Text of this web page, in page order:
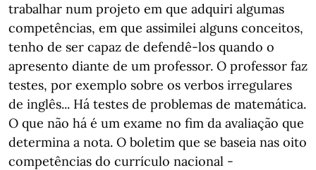
trabalhar num projeto em que adquiri algumas
competências, em que assimilei alguns conceitos,
tenho de ser capaz de defendê-los quando o
apresento diante de um professor. O professor faz
testes, por exemplo sobre os verbos irregulares
de inglês... Há testes de problemas de matemática.
O que não há é um exame no fim da avaliação que
determina a nota. O boletim que se baseia nas oito
competências do currículo nacional -